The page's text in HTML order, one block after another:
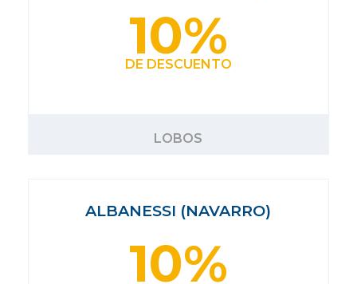
10%
DE DESCUENTO
LOBOS
ALBANESSI (NAVARRO)
10%